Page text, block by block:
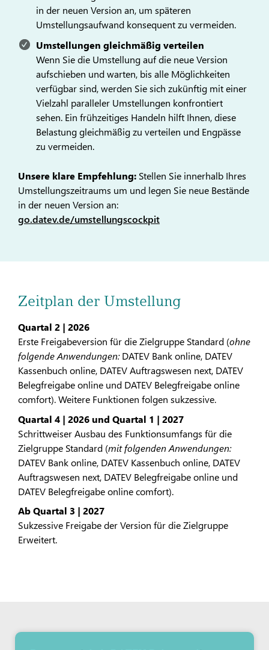
in der neuen Version an, um späteren
Umstellungsaufwand konsequent zu vermeiden.
Umstellungen gleichmäßig verteilen
Wenn Sie die Umstellung auf die neue Version
aufschieben und warten, bis alle Möglichkeiten
verfügbar sind, werden Sie sich zukünftig mit einer
Vielzahl paralleler Umstellungen konfrontiert
sehen. Ein frühzeitiges Handeln hilft Ihnen, diese
Belastung gleichmäßig zu verteilen und Engpässe
zu vermeiden.
Unsere klare Empfehlung: Stellen Sie innerhalb Ihres
Umstellungszeitraums um und legen Sie neue Bestände
in der neuen Version an:
go.datev.de/umstellungscockpit
Zeitplan der Umstellung
Quartal 2 | 2026
Erste Freigabeversion für die Zielgruppe Standard (ohne
folgende Anwendungen:DATEV Bank online, DATEV
Kassenbuch online, DATEV Auftragswesen next, DATEV
Belegfreigabe online und DATEV Belegfreigabe online
comfort). Weitere Funktionen folgen sukzessive.
Quartal 4 | 2026 und Quartal 1 | 2027
Schrittweiser Ausbau des Funktionsumfangs für die
Zielgruppe Standard (mit folgenden Anwendungen:
DATEV Bank online, DATEV Kassenbuch online, DATEV
Auftragswesen next, DATEV Belegfreigabe online und
DATEV Belegfreigabe online comfort).
Ab Quartal 3 | 2027
Sukzessive Freigabe der Version für die Zielgruppe
Erweitert.